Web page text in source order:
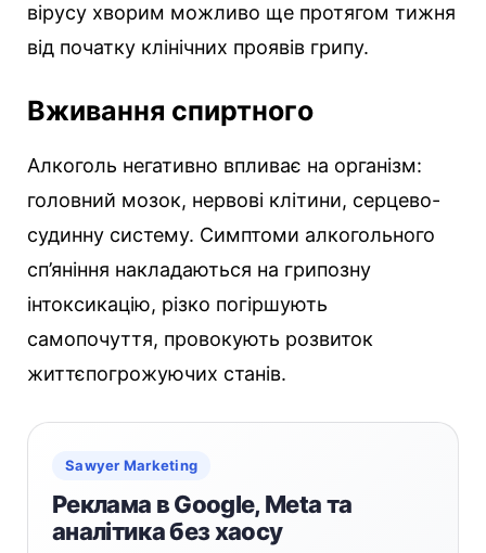
вірусу хворим можливо ще протягом тижня
від початку клінічних проявів грипу.
Вживання спиртного
Алкоголь негативно впливає на організм:
головний мозок, нервові клітини, серцево-
судинну систему. Симптоми алкогольного
сп’яніння накладаються на грипозну
інтоксикацію, різко погіршують
самопочуття, провокують розвиток
життєпогрожуючих станів.
Sawyer Marketing
Реклама в Google, Meta та
аналітика без хаосу